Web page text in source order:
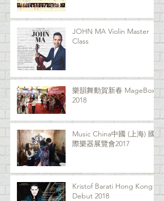
JOHN MA Violin Master
Class
樂韻舞動賀新春 MageBox
2018
Music China中國 (上海) 國
際樂器展覽會2017
Kristof Barati Hong Kong
Debut 2018